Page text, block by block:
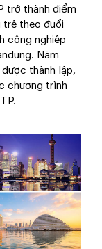
trở thành điểm
trẻ theo đuổi
công nghiệp
Năm
được thành lập,
chương trình